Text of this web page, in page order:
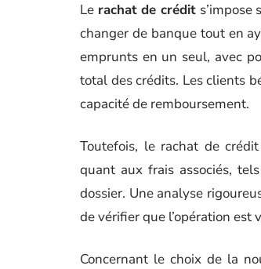
Le rachat de crédit
changer de banque tout en
emprunts en un seul, avec
total des crédits. Les clients
capacité de remboursement.
Toutefois, le rachat de
quant aux frais associés,
dossier. Une analyse
de vérifier que l’opération
Concernant le choix de la